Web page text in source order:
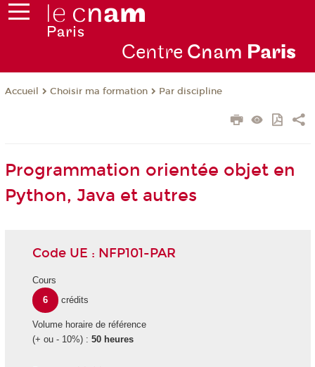
Centre Cnam Paris
Accueil Choisir ma formation Par discipline
Programmation orientée objet en
Python, Java et autres
Code UE : NFP101-PAR
Cours
6
crédits
Volume horaire de référence
(+ ou - 10%) : 50 heures